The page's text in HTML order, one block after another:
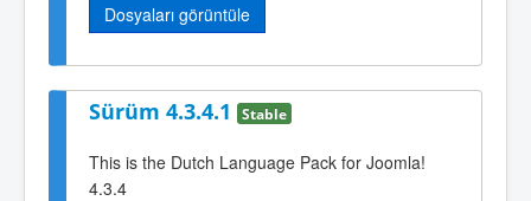
Dosyaları görüntüle
Sürüm 4.3.4.1 Stable
This is the Dutch Language Pack for Joomla!
4.3.4